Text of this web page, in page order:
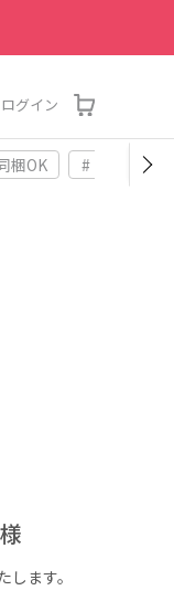
ログイン
梱OK # お土産
ます。